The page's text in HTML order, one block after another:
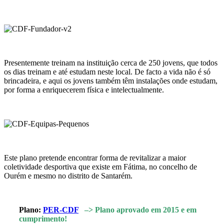
Presentemente treinam na instituição cerca de 250 jovens, que todos
os dias treinam e até estudam neste local. De facto a vida não é só
brincadeira, e aqui os jovens também têm instalações onde estudam,
por forma a enriquecerem física e intelectualmente.
Este plano pretende encontrar forma de revitalizar a maior
coletividade desportiva que existe em Fátima, no concelho de
Ourém e mesmo no distrito de Santarém.
Plano: PER-CDF
–> Plano aprovado em 2015 e em
cumprimento!